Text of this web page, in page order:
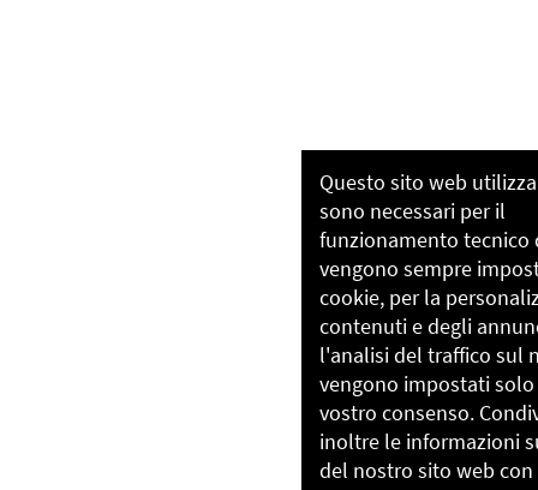
Questo sito web
sono necessari per il
funzionamento tecnico
vengono sempre
cookie, per la
contenuti e degli
l'analisi del traffico sul
vengono impostati
vostro consenso.
inoltre le informazioni
del nostro sito web